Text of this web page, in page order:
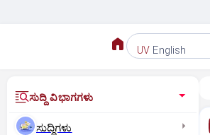
UV English
ಸುದ್ದಿ ವಿಭಾಗಗಳು
ಸುದ್ದಿಗಳು